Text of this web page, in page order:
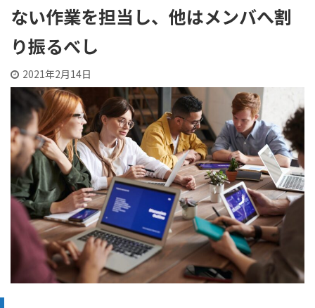
ない作業を担当し、他はメンバへ割
り振るべし
2021年2月14日